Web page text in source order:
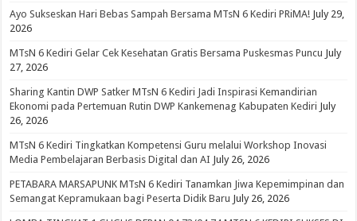
Ayo Sukseskan Hari Bebas Sampah Bersama MTsN 6 Kediri PRiMA! July 29,
2026
MTsN 6 Kediri Gelar Cek Kesehatan Gratis Bersama Puskesmas Puncu July
27, 2026
Sharing Kantin DWP Satker MTsN 6 Kediri Jadi Inspirasi Kemandirian
Ekonomi pada Pertemuan Rutin DWP Kankemenag Kabupaten Kediri July
26, 2026
MTsN 6 Kediri Tingkatkan Kompetensi Guru melalui Workshop Inovasi
Media Pembelajaran Berbasis Digital dan AI July 26, 2026
PETABARA MARSAPUNK MTsN 6 Kediri Tanamkan Jiwa Kepemimpinan dan
Semangat Kepramukaan bagi Peserta Didik Baru July 26, 2026